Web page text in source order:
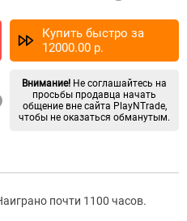
Купить быстро за
12000.00 p.
Внимание! Не соглашайтесь на
просьбы продавца начать
общение вне сайта PlayNTrade,
чтобы не оказаться обманутым.
почти 1100 часов.